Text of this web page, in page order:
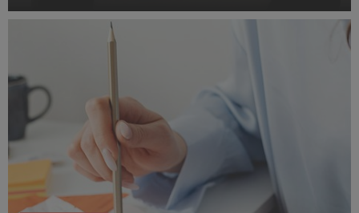
dojrzałości życiowej decydują przede wszystkim: